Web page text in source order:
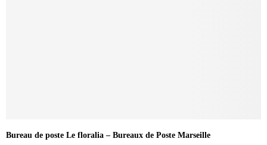
Bureau de poste Le floralia – Bureaux de Poste Marseille